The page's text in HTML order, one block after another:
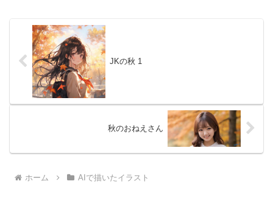
JKの秋 1
秋のおねえさん
ホーム AIで描いたイラスト